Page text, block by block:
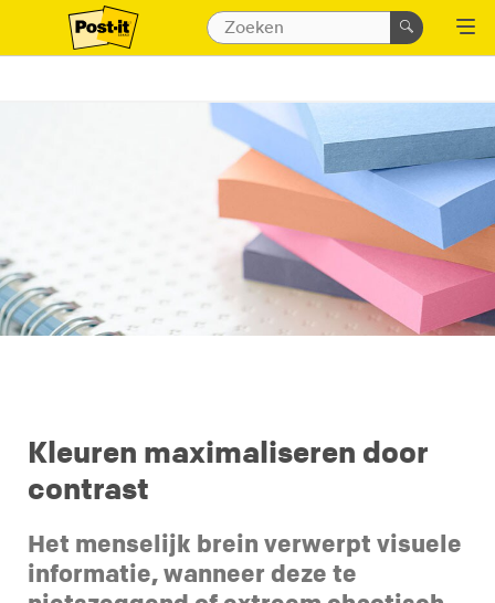
Kleuren maximaliseren door
contrast
Het menselijk brein verwerpt visuele
informatie, wanneer deze te